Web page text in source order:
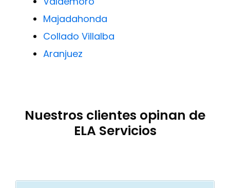
Majadahonda
Collado Villalba
Aranjuez
Nuestros clientes opinan de
ELA Servicios